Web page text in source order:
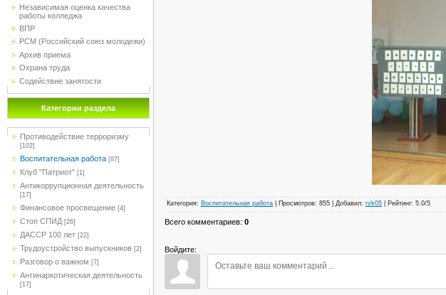
Независимая оценка качества
работы колледжа
ВПР
РСМ (Российский союз молодежи)
Архив приема
Охрана труда
Содействие занятости
Категории раздела
Противодействие терроризму
[102]
Воспитательная работа [87]
Клуб "Патриот" [1]
Антикоррупционная деятельность
[17]
Финансовое просвещение [4]
Стоп СПИД [26]
ДАССР 100 лет [22]
Трудоустройство выпускников [2]
Разговор о важном [7]
Антинаркотическая деятельность
[17]
Категория: Воспитательная работа Просмотров: 855 Добавил: rzk05 Рейтинг: 5.0/5
Всего комментариев: 0
Войдите: